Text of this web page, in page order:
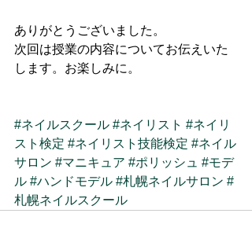
ありがとうございました。
次回は授業の内容についてお伝えいた
します。お楽しみに。
#ネイルスクール #ネイリスト #ネイリ
スト検定 #ネイリスト技能検定 #ネイル
サロン #マニキュア #ポリッシュ #モデ
ル #ハンドモデル #札幌ネイルサロン #
札幌ネイルスクール